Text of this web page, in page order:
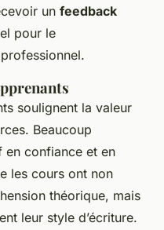
un feedback
pour le
soulignent la valeur
Beaucoup
en confiance et en
les cours ont non
théorique, mais
leur style d’écriture.